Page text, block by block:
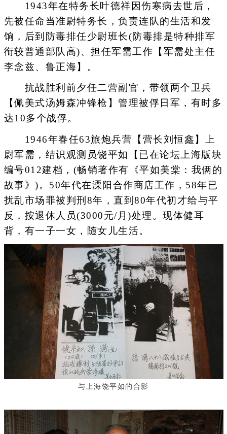
1943年在特务长叶德祥因伤寒病去世后，
先被任命当准尉特务长，负责连队的生活和发
饷，后到防毒排任少尉班长(防毒排是特种排军
衔较普通部队高)、担任军需工作【军需处主任
李念兹、鲁正海】。
抗战胜利前夕任二营副官，带领两个卫兵
【佩美式汤姆森冲锋枪】管理被俘日军，有时多
达10多个战俘。
1946年春任63旅炮兵营【营长刘恒鑫】上
尉军需，结识观测员饶平如【已在论坛上海版块
编号012建档，(畅销著作有《平如美棠：我俩的
故事》)。50年代在溧阳合作商店工作，58年已
扰乱市场罪被判刑8年，直到80年代初才给与平
反，按退休人员(3000元/月)处理。现体健耳
背，有一子一女，随女儿生活。
与上海饶平如的合影